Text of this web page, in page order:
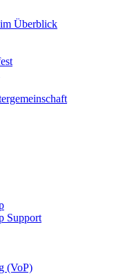
Überblick
Support
(VoP)